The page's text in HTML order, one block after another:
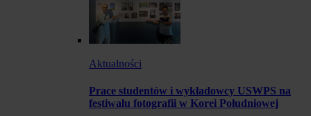
Aktualności
Prace studentów i wykładowcy USWPS na
festiwalu fotografii w Korei Południowej